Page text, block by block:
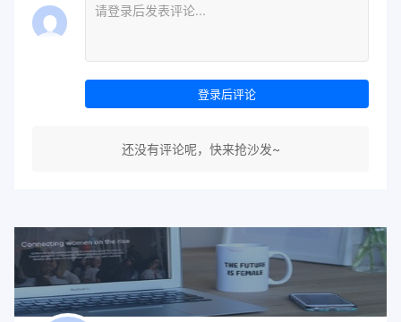
登录后评论
还没有评论呢，快来抢沙发~